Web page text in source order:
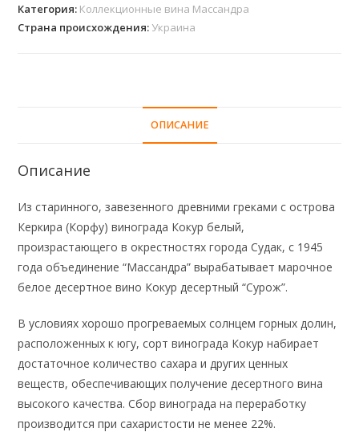
Категория: Коллекционные вина Массандра
Страна происхождения: Украина
ОПИСАНИЕ
Описание
Из старинного, завезенного древними греками с острова
Керкира (Корфу) винограда Кокур белый,
произрастающего в окрестностях города Судак, с 1945
года объединение “Массандра” вырабатывает марочное
белое десертное вино Кокур десертный “Сурож”.
В условиях хорошо прогреваемых солнцем горных долин,
расположенных к югу, сорт винограда Кокур набирает
достаточное количество сахара и других ценных
веществ, обеспечивающих получение десертного вина
высокого качества. Сбор винограда на переработку
производится при сахаристости не менее 22%.